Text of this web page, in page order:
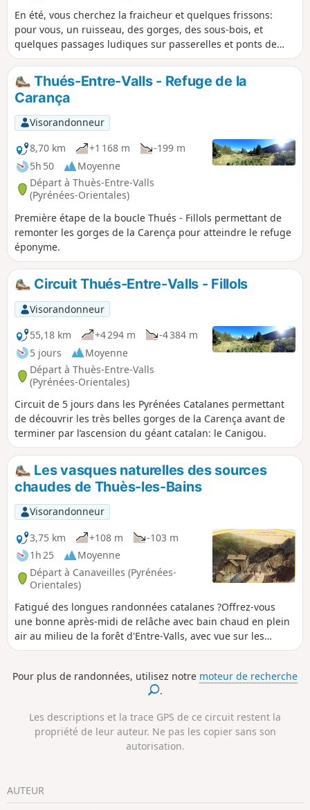
En été, vous cherchez la fraicheur et quelques frissons:
pour vous, un ruisseau, des gorges, des sous-bois, et
quelques passages ludiques sur passerelles et ponts de
singe (AR). Puis retour éventuel par un passage en corniche
étroite, déconseillée aux jeunes enfants, personnes mal
chaussées et sujettes au vertige. (Possibilité de variante en
prolongeant par la corniche aval, la plus vertigineuse).
Thués-Entre-Valls - Refuge de la
Carança
Visorandonneur
8,70 km
+1 168 m
-199 m
5h 50
Moyenne
Départ à Thuès-Entre-Valls
(Pyrénées-Orientales)
Première étape de la boucle Thués - Fillols permettant de
remonter les gorges de la Carença pour atteindre le refuge
éponyme.
Circuit Thués-Entre-Valls - Fillols
Visorandonneur
55,18 km
+4 294 m
-4 384 m
5 jours
Moyenne
Départ à Thuès-Entre-Valls
(Pyrénées-Orientales)
Circuit de 5 jours dans les Pyrénées Catalanes permettant
de découvrir les très belles gorges de la Carença avant de
terminer par l’ascension du géant catalan: le Canigou.
Les vasques naturelles des sources
chaudes de Thuès-les-Bains
Visorandonneur
3,75 km
+108 m
-103 m
1h 25
Moyenne
Départ à Canaveilles (Pyrénées-
Orientales)
Fatigué des longues randonnées catalanes ?Offrez-vous
une bonne après-midi de relâche avec bain chaud en plein
air au milieu de la forêt d'Entre-Valls, avec vue sur les
contreforts des Estallades et d'El Fornas. Le tout
parfaitement propre, non loin des des arches majestueuses
du pont de la voie ferrée du Train Jaune. Souvenirs
Pour plus de randonnées, utilisez notre moteur de recherche
.
Les descriptions et la trace GPS de ce circuit restent la
propriété de leur auteur. Ne pas les copier sans son
autorisation.
AUTEUR